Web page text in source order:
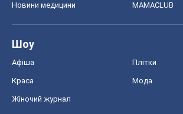
Новини медицини MAMACLUB
Шоу
Афіша Плітки
Краса Мода
Жіночий журнал